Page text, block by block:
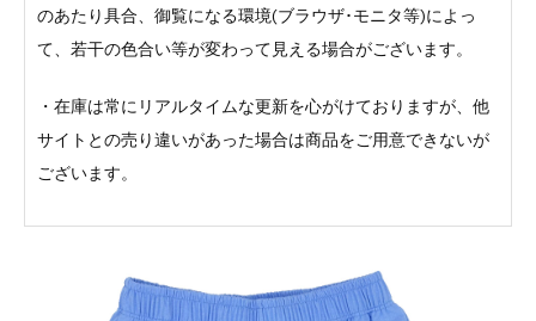
のあたり具合、御覧になる環境(ブラウザ･モニタ等)によっ
て、若干の色合い等が変わって見える場合がございます。
・在庫は常にリアルタイムな更新を心がけておりますが、他
サイトとの売り違いがあった場合は商品をご用意できないが
ございます。